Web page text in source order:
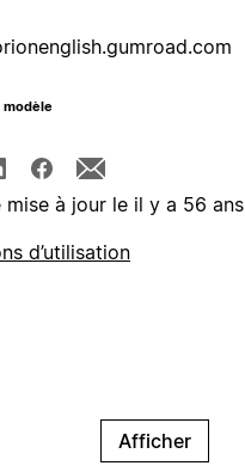
modèle
mise à jour le il y a 56 ans
d’utilisation
Afficher